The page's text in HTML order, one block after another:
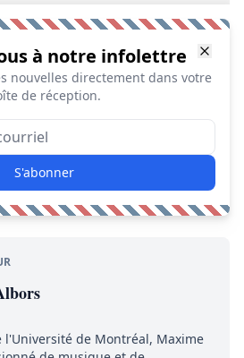
à notre infolettre
nouvelles directement dans votre
de réception.
S'abonner
l'Université de Montréal, Maxime